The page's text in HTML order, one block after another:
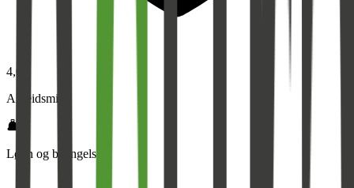
4,0
Arbeidsmiljø
Lønn og betingelser